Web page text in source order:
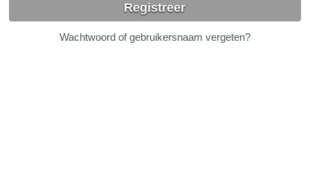
Registreer
Wachtwoord of gebruikersnaam vergeten?